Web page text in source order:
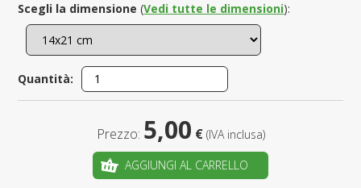
Scegli la dimensione (Vedi tutte le dimensioni):
Quantità:
Prezzo: 5,00 € (IVA inclusa)
AGGIUNGI AL CARRELLO